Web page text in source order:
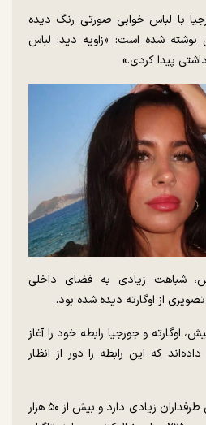
با لباس خوابی صورتی رنگ دیده
شده است: «زاویه دید: لباس
پیدا کردی.»
شباهت زیادی به فضای داخلی
از اوگارته دیده شده بود.
اوگارته و جورجیا رابطه خود را آغاز
که این رابطه را دور از انظار
جورجیا در شبکه‌های اجتماعی طرفداران زیادی دارد و بیش از ۵۰ هزار